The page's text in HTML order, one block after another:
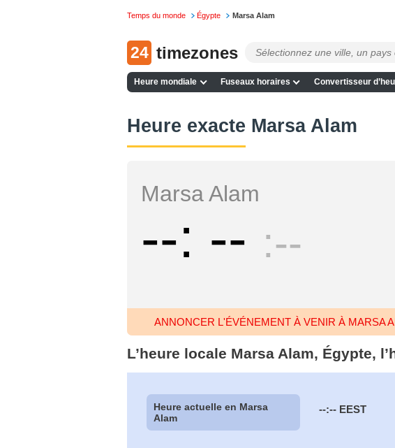
Temps du monde Égypte Marsa Alam
24 timezones
Heure mondiale Fuseaux horaires Convertisseur
Heure exacte Marsa Alam
Marsa Alam
-- -- --
ANNONCER L'ÉVÉNEMENT À VENIR À MARSA
L’heure locale Marsa Alam, Égypte,
Heure actuelle en Marsa
Alam
--:-- EEST